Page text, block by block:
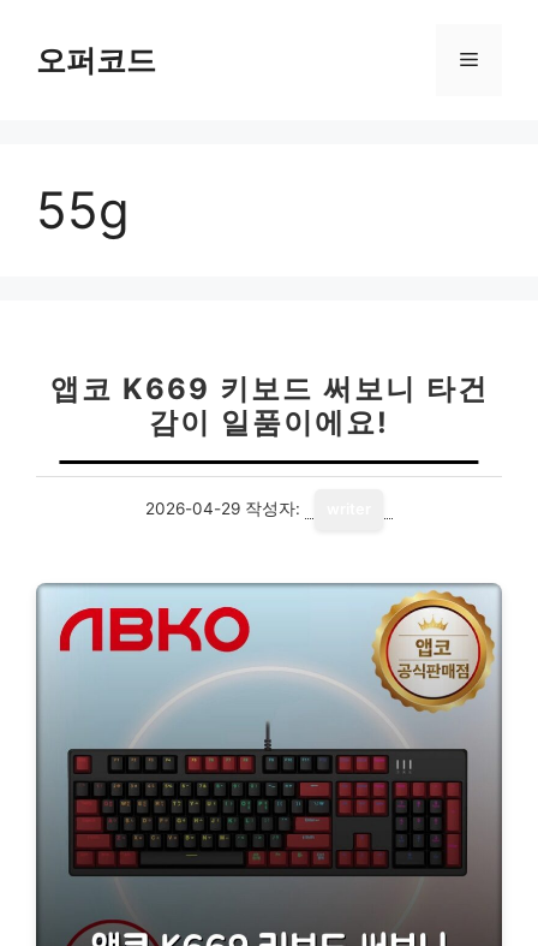
오퍼코드 메
55g
앱코 K669 키보드 써보니 타건
감이 일품이에요!
2026-04-29 작성자: